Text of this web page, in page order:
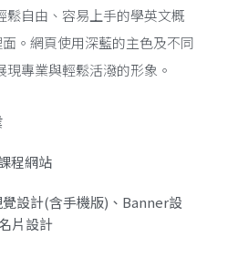
鬆自由、容易上手的學英文概
。網頁使用深藍的主色及不同
專業與輕鬆活潑的形象。
程網站
設計(含手機版)、Banner設
片設計